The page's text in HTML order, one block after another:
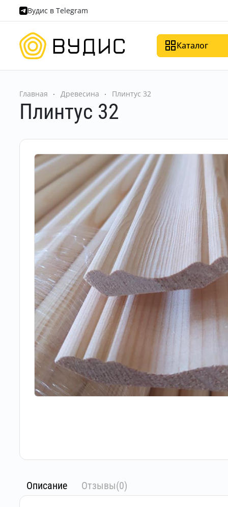
Вудис в Telegram
Каталог
Главная Древесина Плинтус 32
Плинтус 32
Описание Отзывы(0)